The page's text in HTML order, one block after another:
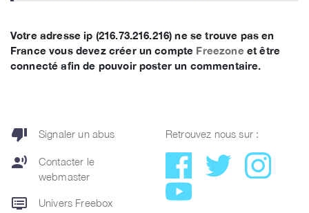
Votre adresse ip (216.73.216.216) ne se trouve pas en
France vous devez créer un compte Freezone et être
connecté afin de pouvoir poster un commentaire.
thumb_down Signaler un abus
record_voice_over
Contacter le
webmaster
dvr Univers Freebox
Retrouvez nous sur :